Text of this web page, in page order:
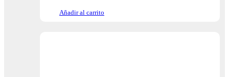
Añadir al carrito